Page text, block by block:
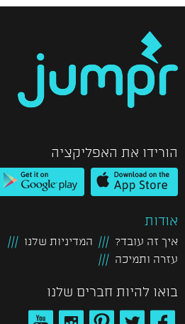
הורידו את האפליקציה
אודות
איך זה עובד?
המדיניות שלנו
עזרה ותמיכה
בואו להיות חברים שלנו